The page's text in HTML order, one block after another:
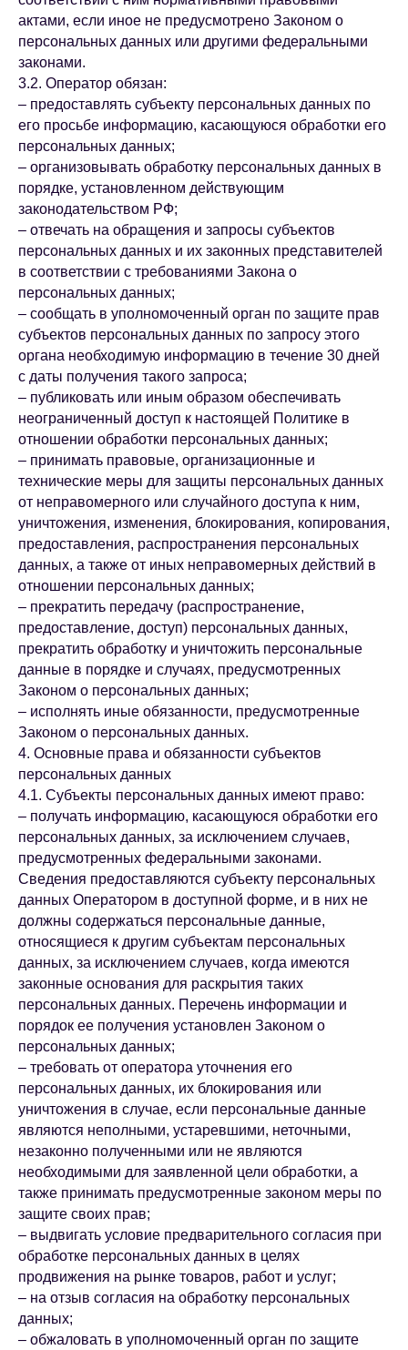
актами, если иное не предусмотрено Законом о
персональных данных или другими федеральными
законами.
3.2. Оператор обязан:
– предоставлять субъекту персональных данных по
его просьбе информацию, касающуюся обработки его
персональных данных;
– организовывать обработку персональных данных в
порядке, установленном действующим
законодательством РФ;
– отвечать на обращения и запросы субъектов
персональных данных и их законных представителей
в соответствии с требованиями Закона о
персональных данных;
– сообщать в уполномоченный орган по защите прав
субъектов персональных данных по запросу этого
органа необходимую информацию в течение 30 дней
с даты получения такого запроса;
– публиковать или иным образом обеспечивать
неограниченный доступ к настоящей Политике в
отношении обработки персональных данных;
– принимать правовые, организационные и
технические меры для защиты персональных данных
от неправомерного или случайного доступа к ним,
уничтожения, изменения, блокирования, копирования,
предоставления, распространения персональных
данных, а также от иных неправомерных действий в
отношении персональных данных;
– прекратить передачу (распространение,
предоставление, доступ) персональных данных,
прекратить обработку и уничтожить персональные
данные в порядке и случаях, предусмотренных
Законом о персональных данных;
– исполнять иные обязанности, предусмотренные
Законом о персональных данных.
4. Основные права и обязанности субъектов
персональных данных
4.1. Субъекты персональных данных имеют право:
– получать информацию, касающуюся обработки его
персональных данных, за исключением случаев,
предусмотренных федеральными законами.
Сведения предоставляются субъекту персональных
данных Оператором в доступной форме, и в них не
должны содержаться персональные данные,
относящиеся к другим субъектам персональных
данных, за исключением случаев, когда имеются
законные основания для раскрытия таких
персональных данных. Перечень информации и
порядок ее получения установлен Законом о
персональных данных;
– требовать от оператора уточнения его
персональных данных, их блокирования или
уничтожения в случае, если персональные данные
являются неполными, устаревшими, неточными,
незаконно полученными или не являются
необходимыми для заявленной цели обработки, а
также принимать предусмотренные законом меры по
защите своих прав;
– выдвигать условие предварительного согласия при
обработке персональных данных в целях
продвижения на рынке товаров, работ и услуг;
– на отзыв согласия на обработку персональных
данных;
– обжаловать в уполномоченный орган по защите